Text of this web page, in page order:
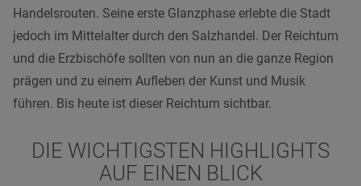
Handelsrouten. Seine erste Glanzphase erlebte die Stadt
jedoch im Mittelalter durch den Salzhandel. Der Reichtum
und die Erzbischöfe sollten von nun an die ganze Region
prägen und zu einem Aufleben der Kunst und Musik
führen. Bis heute ist dieser Reichtum sichtbar.
DIE WICHTIGSTEN HIGHLIGHTS
AUF EINEN BLICK